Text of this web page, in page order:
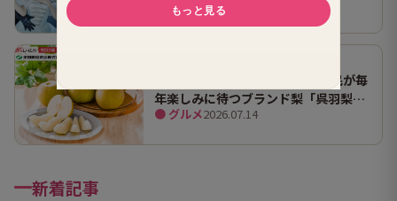
よみうりショッピング 富山県民が毎
年楽しみに待つブランド梨「呉羽梨
（幸水）」限定100箱を特別販売！
● グルメ2026.07.14
新着記事